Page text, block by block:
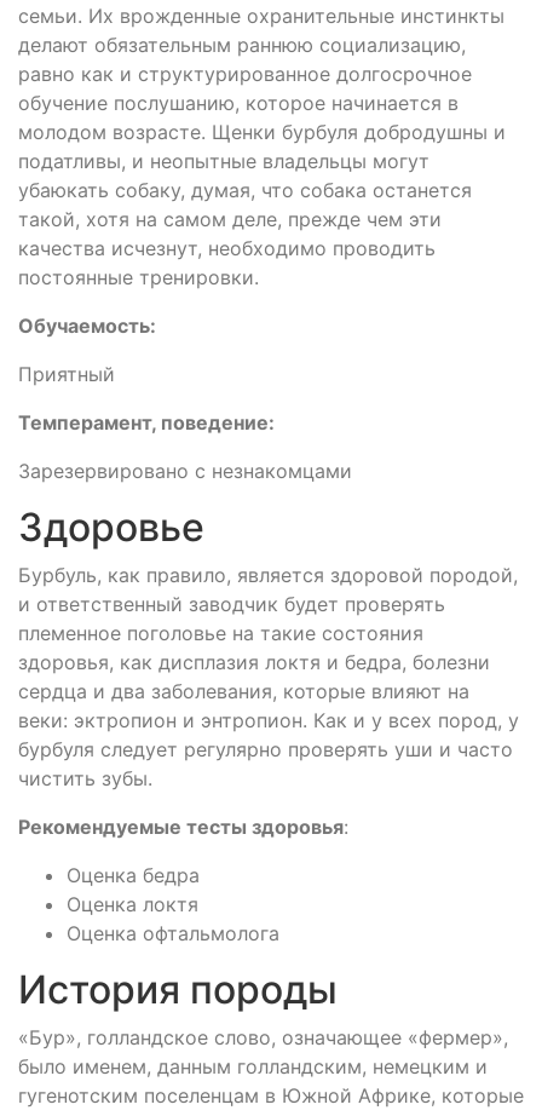
семьи. Их врожденные охранительные инстинкты
делают обязательным раннюю социализацию,
равно как и структурированное долгосрочное
обучение послушанию, которое начинается в
молодом возрасте. Щенки бурбуля добродушны и
податливы, и неопытные владельцы могут
убаюкать собаку, думая, что собака останется
такой, хотя на самом деле, прежде чем эти
качества исчезнут, необходимо проводить
постоянные тренировки.
Обучаемость:
Приятный
Темперамент, поведение:
Зарезервировано с незнакомцами
Здоровье
Бурбуль, как правило, является здоровой породой,
и ответственный заводчик будет проверять
племенное поголовье на такие состояния
здоровья, как дисплазия локтя и бедра, болезни
сердца и два заболевания, которые влияют на
веки: эктропион и энтропион. Как и у всех пород, у
бурбуля следует регулярно проверять уши и часто
чистить зубы.
Рекомендуемые тесты здоровья:
Оценка бедра
Оценка локтя
Оценка офтальмолога
История породы
«Бур», голландское слово, означающее «фермер»,
было именем, данным голландским, немецким и
гугенотским поселенцам в Южной Африке, которые